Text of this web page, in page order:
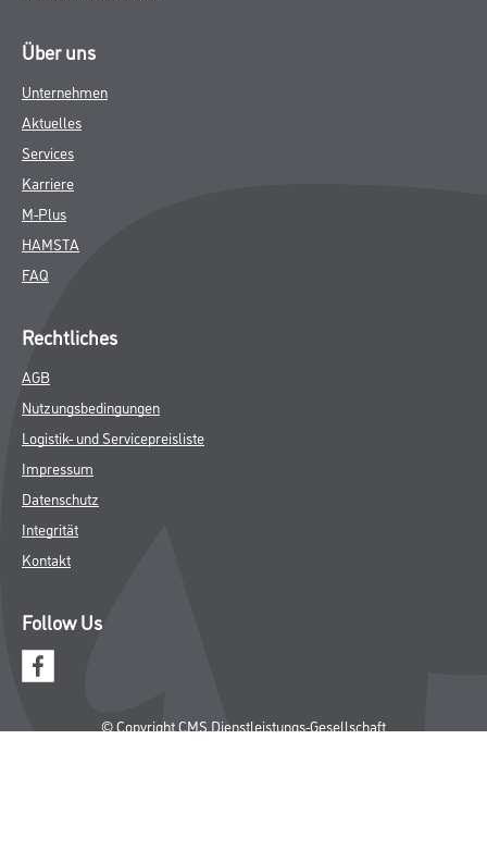
Über uns
Unternehmen
Aktuelles
Services
Karriere
M-Plus
HAMSTA
FAQ
Rechtliches
AGB
Nutzungsbedingungen
Logistik- und Servicepreisliste
Impressum
Datenschutz
Integrität
Kontakt
Follow Us
© Copyright CMS Dienstleistungs-Gesellschaft